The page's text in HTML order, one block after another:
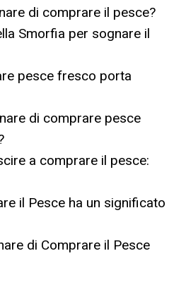
di comprare il pesce?
Smorfia per sognare il
pesce fresco porta
di comprare pesce
a comprare il pesce:
il Pesce ha un significato
di Comprare il Pesce